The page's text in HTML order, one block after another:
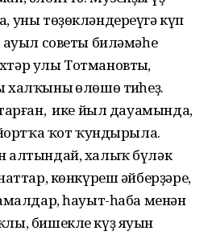
уны төҙөкләндереүгә күп
советы биләмәһе
улы Тотмановтың,
өлөшө тиңһеҙ.
ике йыл дауамында,
ҡот ҡундырыла.
алтындай, халыҡ бүләк
көнкүреш әйберҙәре,
һауыт-һаба менән
бишекле күҙ яуын